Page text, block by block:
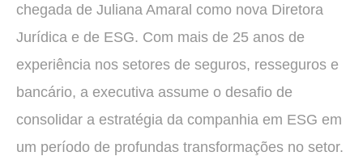
chegada de Juliana Amaral como nova Diretora
Jurídica e de ESG. Com mais de 25 anos de
experiência nos setores de seguros, resseguros e
bancário, a executiva assume o desafio de
consolidar a estratégia da companhia em ESG em
um período de profundas transformações no setor.